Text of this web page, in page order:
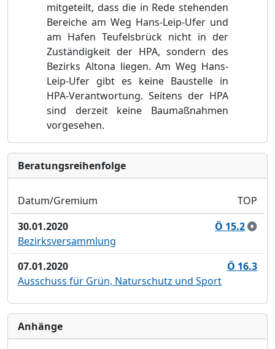
mitgeteilt, dass die in Rede stehenden
Bereiche am Weg Hans-Leip-Ufer und
am Hafen Teufelsbrück nicht in der
Zuständigkeit der HPA, sondern des
Bezirks Altona liegen. Am Weg Hans-
Leip-Ufer gibt es keine Baustelle in
HPA-Verantwortung. Seitens der HPA
sind derzeit keine Baumaßnahmen
vorgesehen.
Bera­tungs­reihen­folge
Datum/Gremium
TOP
30.01.2020
Ö 15.2
Bezirksversammlung
07.01.2020
Ö 16.3
Ausschuss für Grün, Naturschutz und Sport
Anhänge